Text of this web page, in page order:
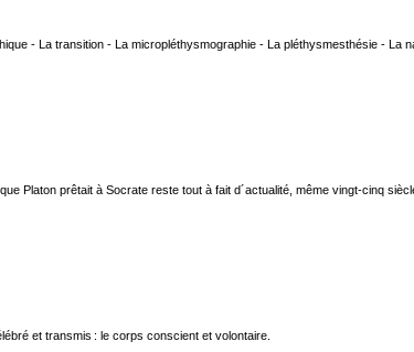
- La transition - La micropléthysmographie - La pléthysmesthésie - La
Platon prêtait à Socrate reste tout à fait d´actualité, même vingt-cinq
et transmis : le corps conscient et volontaire.